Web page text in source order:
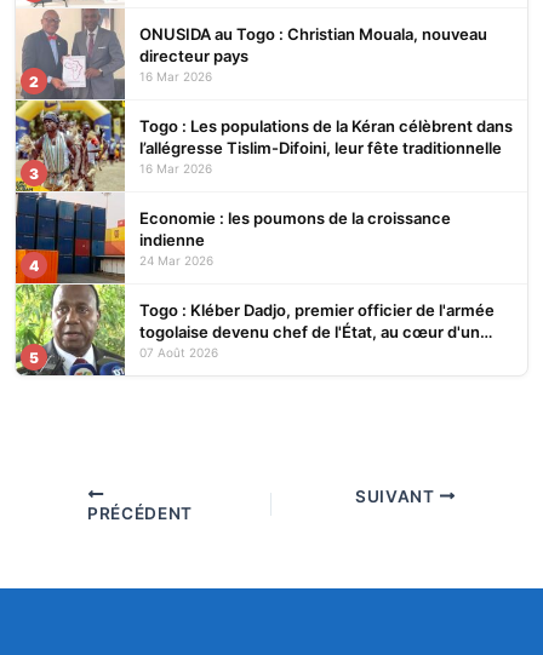
2
ONUSIDA au Togo : Christian Mouala, nouveau
directeur pays
16 Mar 2026
3
Togo : Les populations de la Kéran célèbrent dans
l’allégresse Tislim-Difoini, leur fête traditionnelle
16 Mar 2026
4
Economie : les poumons de la croissance
indienne
24 Mar 2026
5
Togo : Kléber Dadjo, premier officier de l'armée
togolaise devenu chef de l'État, au cœur d'un
ouvrage
07 Août 2026
PRÉCÉDENT
SUIVANT